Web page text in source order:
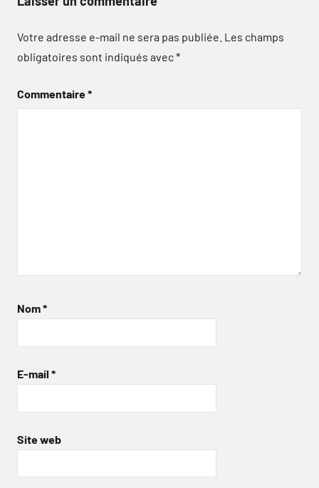
Votre adresse e-mail ne sera pas publiée. Les champs
obligatoires sont indiqués avec*
Commentaire*
Nom*
E-mail *
Site web